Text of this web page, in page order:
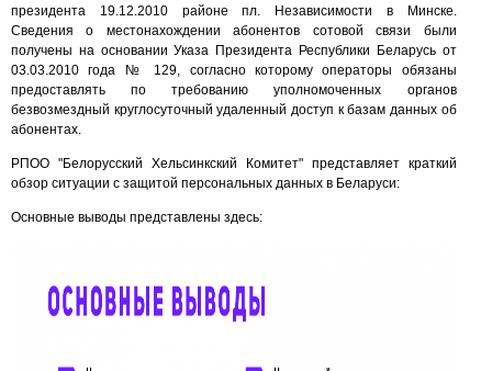
президента 19.12.2010 районе пл. Независимости в Минске.
Сведения о местонахождении абонентов сотовой связи были
получены на основании Указа Президента Республики Беларусь от
03.03.2010 года № 129, согласно которому операторы обязаны
предоставлять по требованию уполномоченных органов
безвозмездный круглосуточный удаленный доступ к базам данных об
абонентах.
РПОО "Белорусский Хельсинкский Комитет" представляет краткий
обзор ситуации с защитой персональных данных в Беларуси:
Основные выводы представлены здесь: